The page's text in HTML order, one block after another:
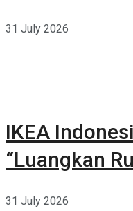
31 July 2026
IKEA
“Luangkan
31 July 2026